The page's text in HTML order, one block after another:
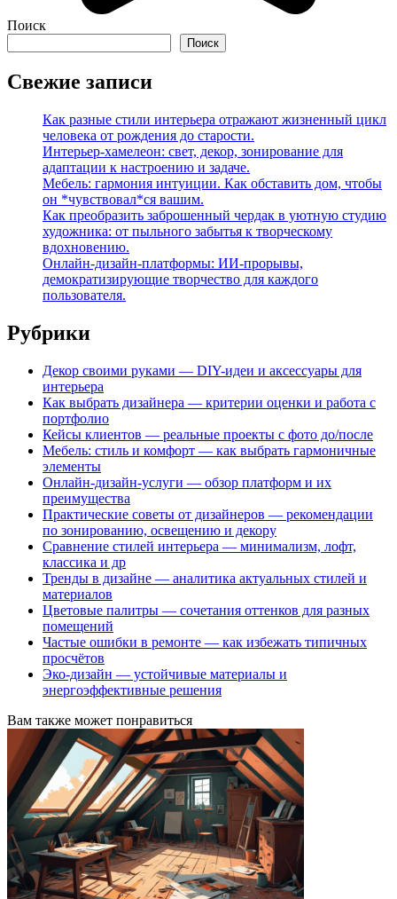
Поиск
Поиск
Свежие записи
Как разные стили интерьера отражают жизненный цикл
человека от рождения до старости.
Интерьер-хамелеон: свет, декор, зонирование для
адаптации к настроению и задаче.
Мебель: гармония интуиции. Как обставить дом, чтобы
он *чувствовал*ся вашим.
Как преобразить заброшенный чердак в уютную студию
художника: от пыльного забытья к творческому
вдохновению.
Онлайн-дизайн-платформы: ИИ-прорывы,
демократизирующие творчество для каждого
пользователя.
Рубрики
Декор своими руками — DIY-идеи и аксессуары для
интерьера
Как выбрать дизайнера — критерии оценки и работа с
портфолио
Кейсы клиентов — реальные проекты с фото до/после
Мебель: стиль и комфорт — как выбрать гармоничные
элементы
Онлайн-дизайн-услуги — обзор платформ и их
преимущества
Практические советы от дизайнеров — рекомендации
по зонированию, освещению и декору
Сравнение стилей интерьера — минимализм, лофт,
классика и др
Тренды в дизайне — аналитика актуальных стилей и
материалов
Цветовые палитры — сочетания оттенков для разных
помещений
Частые ошибки в ремонте — как избежать типичных
просчётов
Эко-дизайн — устойчивые материалы и
энергоэффективные решения
Вам также может понравиться